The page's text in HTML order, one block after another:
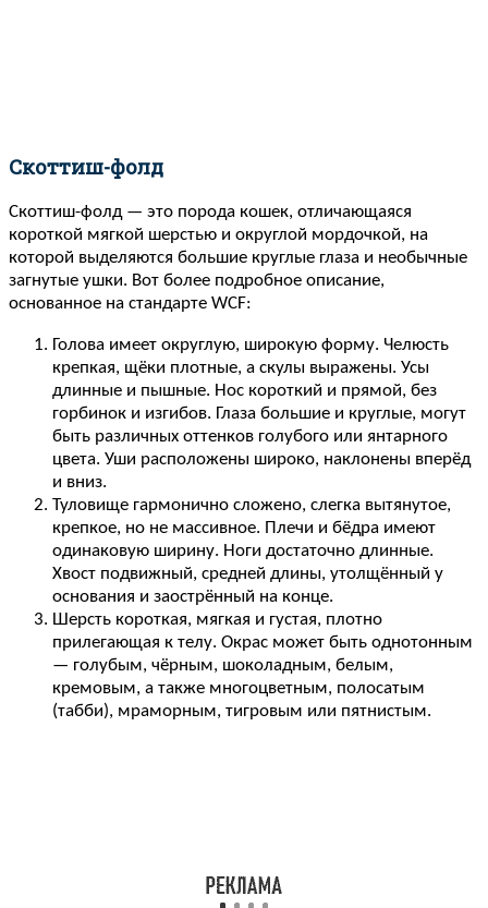
Скоттиш-фолд
Скоттиш-фолд — это порода кошек, отличающаяся
короткой мягкой шерстью и округлой мордочкой, на
которой выделяются большие круглые глаза и необычные
загнутые ушки. Вот более подробное описание,
основанное на стандарте WCF:
Голова имеет округлую, широкую форму. Челюсть
крепкая, щёки плотные, а скулы выражены. Усы
длинные и пышные. Нос короткий и прямой, без
горбинок и изгибов. Глаза большие и круглые, могут
быть различных оттенков голубого или янтарного
цвета. Уши расположены широко, наклонены вперёд
и вниз.
Туловище гармонично сложено, слегка вытянутое,
крепкое, но не массивное. Плечи и бёдра имеют
одинаковую ширину. Ноги достаточно длинные.
Хвост подвижный, средней длины, утолщённый у
основания и заострённый на конце.
Шерсть короткая, мягкая и густая, плотно
прилегающая к телу. Окрас может быть однотонным
— голубым, чёрным, шоколадным, белым,
кремовым, а также многоцветным, полосатым
(табби), мраморным, тигровым или пятнистым.